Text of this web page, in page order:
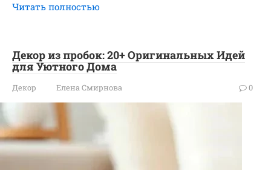
Читать полностью
Декор из пробок: 20+ Оригинальных Идей
для Уютного Дома
Декор Елена Смирнова 0